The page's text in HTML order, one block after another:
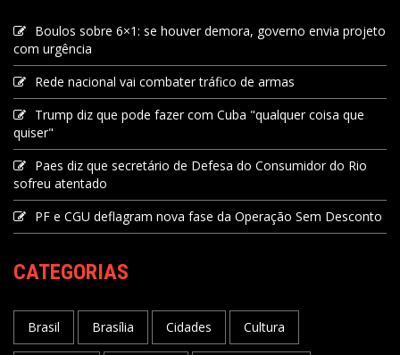
Boulos sobre 6×1: se houver demora, governo envia projeto
com urgência
Rede nacional vai combater tráfico de armas
Trump diz que pode fazer com Cuba "qualquer coisa que
quiser"
Paes diz que secretário de Defesa do Consumidor do Rio
sofreu atentado
PF e CGU deflagram nova fase da Operação Sem Desconto
CATEGORIAS
Brasil Brasília Cidades Cultura